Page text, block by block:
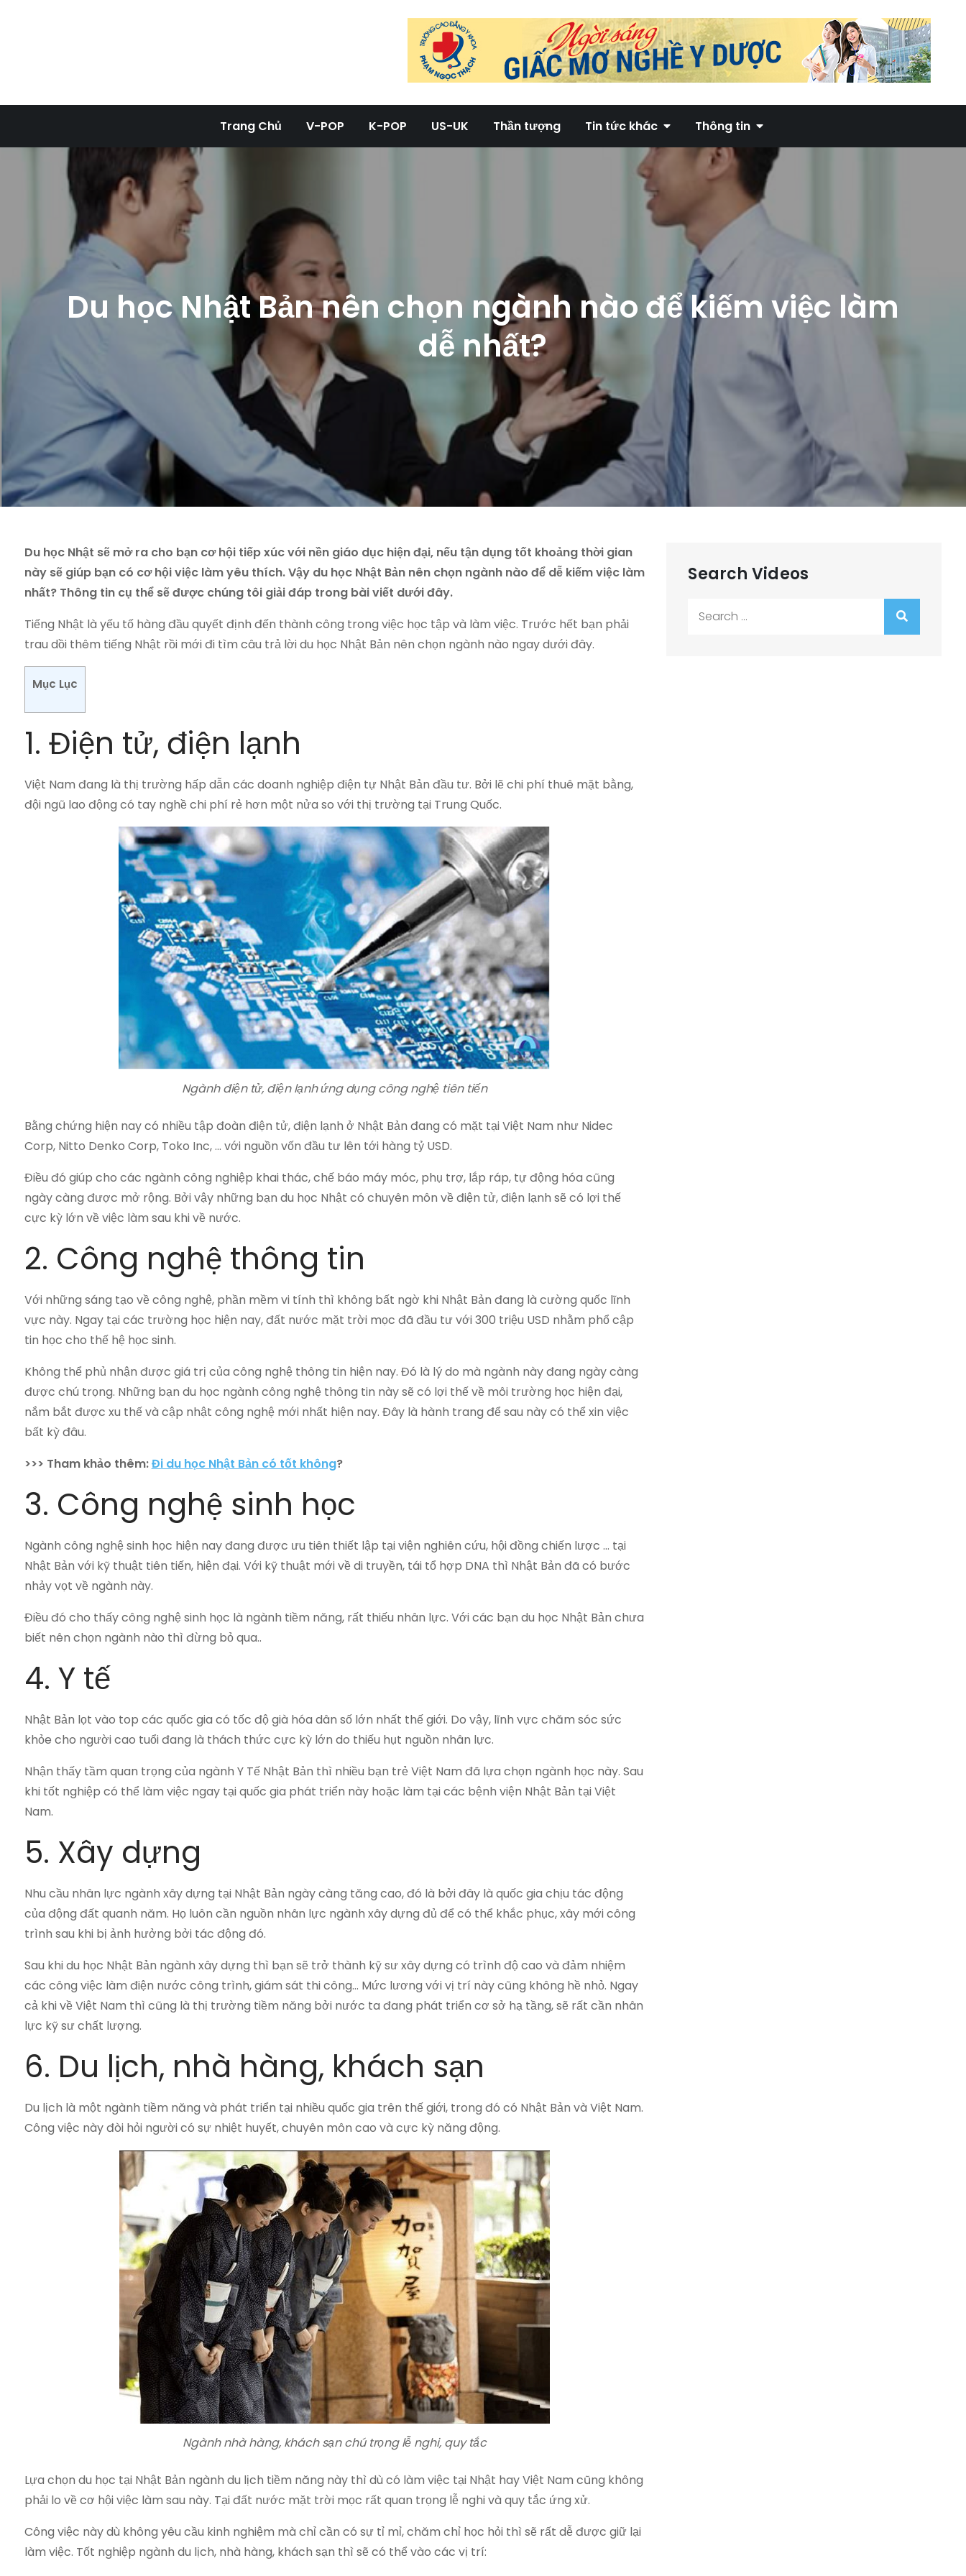
Trang tin tức âm nhạc tổng hợp
Trang Chủ V-POP K-POP US-UK Thần tượng Tin tức khác Thông tin
Du học Nhật Bản nên chọn ngành nào để kiếm việc làm
dễ nhất?
Du học Nhật sẽ mở ra cho bạn cơ hội tiếp xúc với nền giáo dục hiện đại, nếu tận dụng tốt khoảng thời gian
này sẽ giúp bạn có cơ hội việc làm yêu thích. Vậy du học Nhật Bản nên chọn ngành nào để dễ kiếm việc làm
nhất? Thông tin cụ thể sẽ được chúng tôi giải đáp trong bài viết dưới đây.
Tiếng Nhật là yếu tố hàng đầu quyết định đến thành công trong việc học tập và làm việc. Trước hết bạn phải
trau dồi thêm tiếng Nhật rồi mới đi tìm câu trả lời du học Nhật Bản nên chọn ngành nào ngay dưới đây.
Mục Lục
1. Điện tử, điện lạnh
Việt Nam đang là thị trường hấp dẫn các doanh nghiệp điện tự Nhật Bản đầu tư. Bởi lẽ chi phí thuê mặt bằng,
đội ngũ lao động có tay nghề chi phí rẻ hơn một nửa so với thị trường tại Trung Quốc.
Ngành điện tử, điện lạnh ứng dụng công nghệ tiên tiến
Bằng chứng hiện nay có nhiều tập đoàn điện tử, điện lạnh ở Nhật Bản đang có mặt tại Việt Nam như Nidec
Corp, Nitto Denko Corp, Toko Inc, … với nguồn vốn đầu tư lên tới hàng tỷ USD.
Điều đó giúp cho các ngành công nghiệp khai thác, chế báo máy móc, phụ trợ, lắp ráp, tự động hóa cũng
ngày càng được mở rộng. Bởi vậy những bạn du học Nhật có chuyên môn về điện tử, điện lạnh sẽ có lợi thế
cực kỳ lớn về việc làm sau khi về nước.
2. Công nghệ thông tin
Với những sáng tạo về công nghệ, phần mềm vi tính thì không bất ngờ khi Nhật Bản đang là cường quốc lĩnh
vực này. Ngay tại các trường học hiện nay, đất nước mặt trời mọc đã đầu tư với 300 triệu USD nhằm phổ cập
tin học cho thế hệ học sinh.
Không thể phủ nhận được giá trị của công nghệ thông tin hiện nay. Đó là lý do mà ngành này đang ngày càng
được chú trọng. Những bạn du học ngành công nghệ thông tin này sẽ có lợi thế về môi trường học hiện đại,
nắm bắt được xu thế và cập nhật công nghệ mới nhất hiện nay. Đây là hành trang để sau này có thể xin việc
bất kỳ đâu.
>>> Tham khảo thêm:Đi du học Nhật Bản có tốt không?
3. Công nghệ sinh học
Ngành công nghệ sinh học hiện nay đang được ưu tiên thiết lập tại viện nghiên cứu, hội đồng chiến lược … tại
Nhật Bản với kỹ thuật tiên tiến, hiện đại. Với kỹ thuật mới về di truyền, tái tổ hợp DNA thì Nhật Bản đã có bước
nhảy vọt về ngành này.
Điều đó cho thấy công nghệ sinh học là ngành tiềm năng, rất thiếu nhân lực. Với các bạn du học Nhật Bản chưa
biết nên chọn ngành nào thì đừng bỏ qua..
4. Y tế
Nhật Bản lọt vào top các quốc gia có tốc độ già hóa dân số lớn nhất thế giới. Do vậy, lĩnh vực chăm sóc sức
khỏe cho người cao tuổi đang là thách thức cực kỳ lớn do thiếu hụt nguồn nhân lực.
Nhận thấy tầm quan trọng của ngành Y Tế Nhật Bản thì nhiều bạn trẻ Việt Nam đã lựa chọn ngành học này. Sau
khi tốt nghiệp có thể làm việc ngay tại quốc gia phát triển này hoặc làm tại các bệnh viện Nhật Bản tại Việt
Nam.
5. Xây dựng
Nhu cầu nhân lực ngành xây dựng tại Nhật Bản ngày càng tăng cao, đó là bởi đây là quốc gia chịu tác động
của động đất quanh năm. Họ luôn cần nguồn nhân lực ngành xây dựng đủ để có thể khắc phục, xây mới công
trình sau khi bị ảnh hưởng bởi tác động đó.
Sau khi du học Nhật Bản ngành xây dựng thì bạn sẽ trở thành kỹ sư xây dựng có trình độ cao và đảm nhiệm
các công việc làm điện nước công trình, giám sát thi công… Mức lương với vị trí này cũng không hề nhỏ. Ngay
cả khi về Việt Nam thì cũng là thị trường tiềm năng bởi nước ta đang phát triển cơ sở hạ tầng, sẽ rất cần nhân
lực kỹ sư chất lượng.
6. Du lịch, nhà hàng, khách sạn
Du lịch là một ngành tiềm năng và phát triển tại nhiều quốc gia trên thế giới, trong đó có Nhật Bản và Việt Nam.
Công việc này đòi hỏi người có sự nhiệt huyết, chuyên môn cao và cực kỳ năng động.
Ngành nhà hàng, khách sạn chú trọng lễ nghi, quy tắc
Lựa chọn du học tại Nhật Bản ngành du lịch tiềm năng này thì dù có làm việc tại Nhật hay Việt Nam cũng không
phải lo về cơ hội việc làm sau này. Tại đất nước mặt trời mọc rất quan trọng lễ nghi và quy tắc ứng xử.
Công việc này dù không yêu cầu kinh nghiệm mà chỉ cần có sự tỉ mỉ, chăm chỉ học hỏi thì sẽ rất dễ được giữ lại
làm việc. Tốt nghiệp ngành du lịch, nhà hàng, khách sạn thì sẽ có thể vào các vị trí:
Search Videos